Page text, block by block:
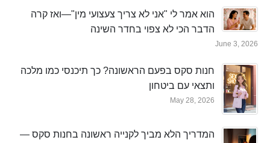
הוא אמר לי "אני לא צריך צעצועי מין"—ואז קרה
הדבר הכי לא צפוי בחדר השינה
June 3, 2026
חנות סקס בפעם הראשונה? כך תיכנסי כמו מלכה
ותצאי עם ביטחון
May 28, 2026
המדריך הלא מביך לקנייה ראשונה בחנות סקס —